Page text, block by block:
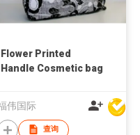
Flower Printed
Handle Cosmetic bag
伟国际
查询